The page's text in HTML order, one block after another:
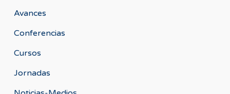
Avances
Conferencias
Cursos
Jornadas